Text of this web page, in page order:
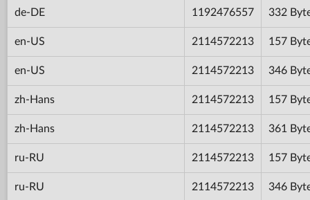
de-DE 1192476557 332
en-US 2114572213 157
en-US 2114572213 346
zh-Hans 2114572213 157
zh-Hans 2114572213 361
ru-RU 2114572213 157
ru-RU 2114572213 346